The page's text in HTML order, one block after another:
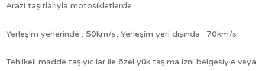
Arazi taşıtlarıyla motosikletlerde
Yerleşim yerlerinde : 50km/s, Yerleşim yeri dışında : 70km/s
Tehlikeli madde taşıyıcılar ile özel yük taşıma izni belgesiyle veya